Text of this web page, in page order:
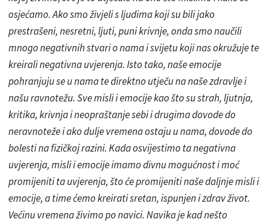
osjećamo. Ako smo živjeli s ljudima koji su bili jako
prestrašeni, nesretni, ljuti, puni krivnje, onda smo naučili
mnogo negativnih stvari o nama i svijetu koji nas okružuje te
kreirali negativna uvjerenja. Isto tako, naše emocije
pohranjuju se u nama te direktno utječu na naše zdravlje i
našu ravnotežu. Sve misli i emocije kao što su strah, ljutnja,
kritika, krivnja i neopraštanje sebi i drugima dovode do
neravnoteže i ako dulje vremena ostaju u nama, dovode do
bolesti na fizičkoj razini. Kada osvijestimo ta negativna
uvjerenja, misli i emocije imamo divnu mogućnost i moć
promijeniti ta uvjerenja, što će promijeniti naše daljnje misli i
emocije, a time ćemo kreirati sretan, ispunjen i zdrav život.
Većinu vremena živimo po navici. Navika je kad nešto